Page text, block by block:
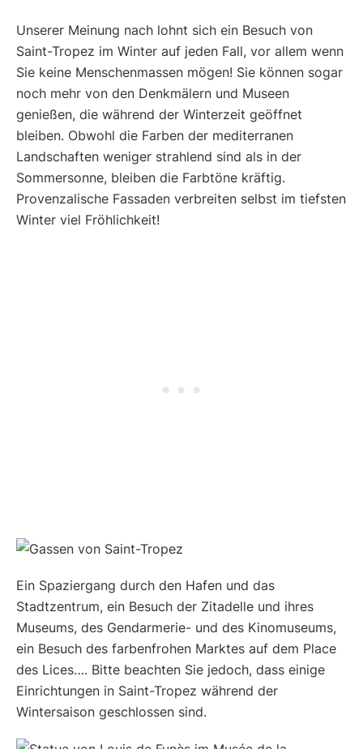
Unserer Meinung nach lohnt sich ein Besuch von
Saint-Tropez im Winter auf jeden Fall, vor allem wenn
Sie keine Menschenmassen mögen! Sie können sogar
noch mehr von den Denkmälern und Museen
genießen, die während der Winterzeit geöffnet
bleiben. Obwohl die Farben der mediterranen
Landschaften weniger strahlend sind als in der
Sommersonne, bleiben die Farbtöne kräftig.
Provenzalische Fassaden verbreiten selbst im tiefsten
Winter viel Fröhlichkeit!
Ein Spaziergang durch den Hafen und das
Stadtzentrum, ein Besuch der Zitadelle und ihres
Museums, des Gendarmerie- und des Kinomuseums,
ein Besuch des farbenfrohen Marktes auf dem Place
des Lices…. Bitte beachten Sie jedoch, dass einige
Einrichtungen in Saint-Tropez während der
Wintersaison geschlossen sind.